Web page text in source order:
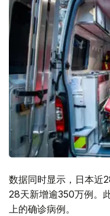
数据同时显示，日本近
28天新增逾350万例。
上的确诊病例。